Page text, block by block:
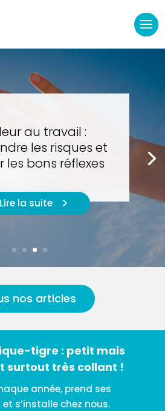
au travail :
les risques et
bons réflexes
Lire la suite
nos articles
tigre : petit mais
surtout très collant !
année, prend ses
s’installe chez nous.